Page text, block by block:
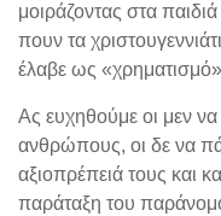
μοιράζοντας στα
πουν τα
έλαβε ως
Ας ευχηθούμε οι μεν
ανθρώπους, οι δε να
αξιοπρέπειά τους και
παράταξη του